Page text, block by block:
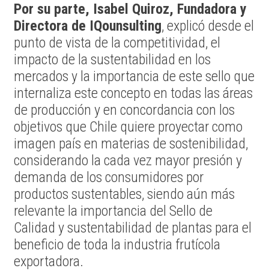
Por su parte, Isabel Quiroz, Fundadora y
Directora de IQounsulting, explicó desde el
punto de vista de la competitividad, el
impacto de la sustentabilidad en los
mercados y la importancia de este sello que
internaliza este concepto en todas las áreas
de producción y en concordancia con los
objetivos que Chile quiere proyectar como
imagen país en materias de sostenibilidad,
considerando la cada vez mayor presión y
demanda de los consumidores por
productos sustentables, siendo aún más
relevante la importancia del Sello de
Calidad y sustentabilidad de plantas para el
beneficio de toda la industria frutícola
exportadora.